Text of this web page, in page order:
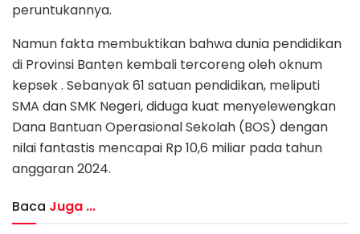
peruntukannya.
Namun fakta membuktikan bahwa dunia pendidikan
di Provinsi Banten kembali tercoreng oleh oknum
kepsek . Sebanyak 61 satuan pendidikan, meliputi
SMA dan SMK Negeri, diduga kuat menyelewengkan
Dana Bantuan Operasional Sekolah (BOS) dengan
nilai fantastis mencapai Rp 10,6 miliar pada tahun
anggaran 2024.
Baca Juga ...